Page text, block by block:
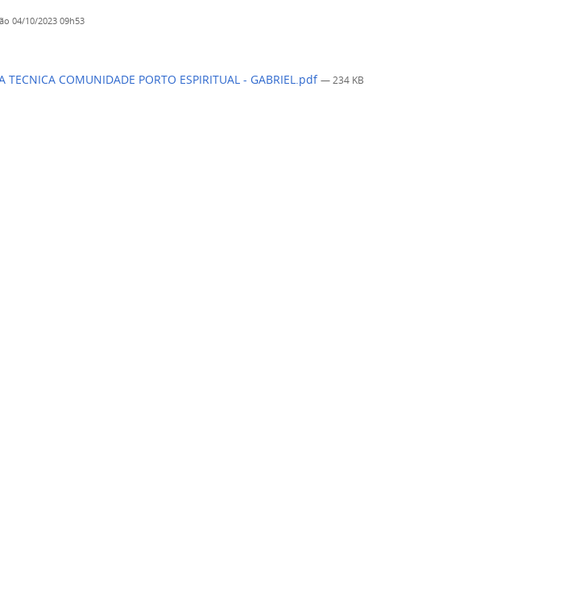
04/10/2023 09h53
TECNICA COMUNIDADE PORTO ESPIRITUAL - GABRIEL.pdf— 234 KB